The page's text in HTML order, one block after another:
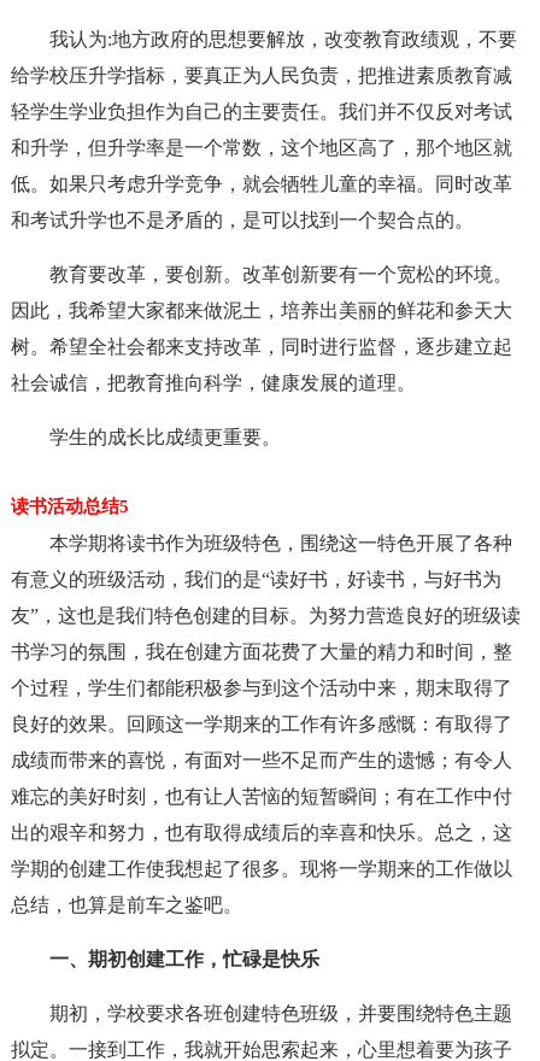
我认为:地方政府的思想要解放，改变教育政绩观，不要
给学校压升学指标，要真正为人民负责，把推进素质教育减
轻学生学业负担作为自己的主要责任。我们并不仅反对考试
和升学，但升学率是一个常数，这个地区高了，那个地区就
低。如果只考虑升学竞争，就会牺牲儿童的幸福。同时改革
和考试升学也不是矛盾的，是可以找到一个契合点的。
教育要改革，要创新。改革创新要有一个宽松的环境。
因此，我希望大家都来做泥土，培养出美丽的鲜花和参天大
树。希望全社会都来支持改革，同时进行监督，逐步建立起
社会诚信，把教育推向科学，健康发展的道理。
学生的成长比成绩更重要。
读书活动总结5
本学期将读书作为班级特色，围绕这一特色开展了各种
有意义的班级活动，我们的是“读好书，好读书，与好书为
友”，这也是我们特色创建的目标。为努力营造良好的班级读
书学习的氛围，我在创建方面花费了大量的精力和时间，整
个过程，学生们都能积极参与到这个活动中来，期末取得了
良好的效果。回顾这一学期来的工作有许多感慨：有取得了
成绩而带来的喜悦，有面对一些不足而产生的遗憾；有令人
难忘的美好时刻，也有让人苦恼的短暂瞬间；有在工作中付
出的艰辛和努力，也有取得成绩后的幸喜和快乐。总之，这
学期的创建工作使我想起了很多。现将一学期来的工作做以
总结，也算是前车之鉴吧。
一、期初创建工作，忙碌是快乐
期初，学校要求各班创建特色班级，并要围绕特色主题
拟定。一接到工作，我就开始思索起来，心里想着要为孩子